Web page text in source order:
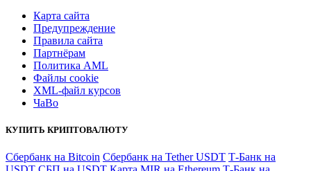
Карта сайта
Предупреждение
Правила сайта
Партнёрам
Политика AML
Файлы coоkie
XML-файл курсов
ЧаВо
КУПИТЬ КРИПТОВАЛЮТУ
Сбербанк на Bitcoin Сбербанк на Tether USDT Т-Банк на